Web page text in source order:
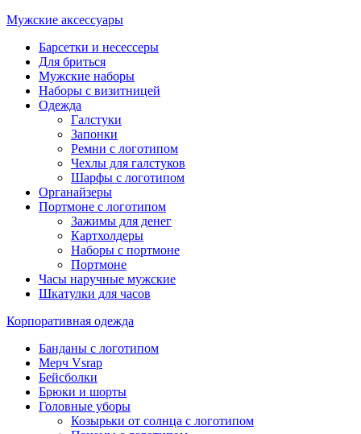
Мужские аксессуары
Барсетки и несессеры
Для бриться
Мужские наборы
Наборы с визитницей
Одежда
Галстуки
Запонки
Ремни с логотипом
Чехлы для галстуков
Шарфы с логотипом
Органайзеры
Портмоне с логотипом
Зажимы для денег
Картхолдеры
Наборы с портмоне
Портмоне
Часы наручные мужские
Шкатулки для часов
Корпоративная одежда
Банданы с логотипом
Мерч Vsrap
Бейсболки
Брюки и шорты
Головные уборы
Козырьки от солнца с логотипом